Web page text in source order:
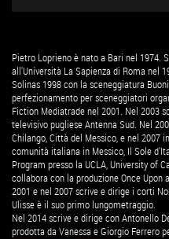
Pietro Loprieno è nato a Bari nel 1974.
all'Università La Sapienza di Roma nel
Solinas 1998 con la sceneggiatura
perfezionamento per sceneggiatori
Fiction Mediatrade nel 2001. Nel 2003
televisivo pugliese Antenna Sud. Nel
Chilango, Città del Messico, e nel 2007
comunità italiana in Messico, Il Sole
Program presso la UCLA, University of
collabora con la produzione Once
2001 e nel 2007 scrive e dirige i corti
Ulisse è il suo primo lungometraggio.
Nel 2014 scrive e dirige con Antonello
prodotta da Vanessa e Giorgio Ferrero